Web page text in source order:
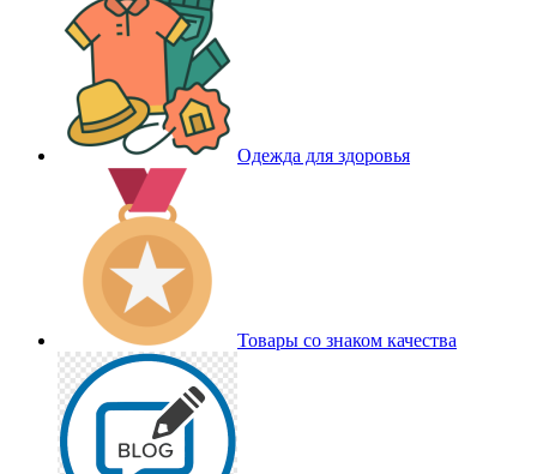
Одежда для здоровья
Товары со знаком качества